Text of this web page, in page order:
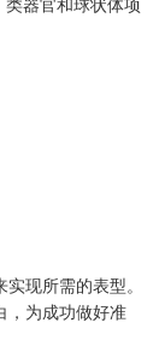
器官和球状体项
现所需的表型。
，为成功做好准